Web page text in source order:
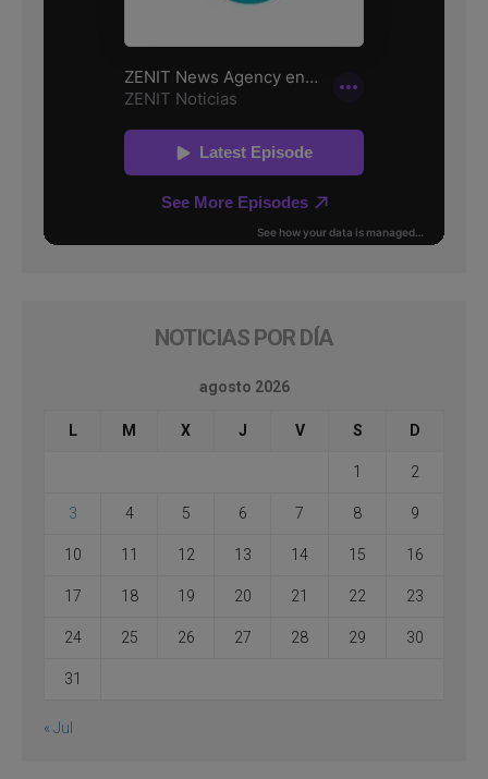
NOTICIAS POR DÍA
agosto 2026
L M X J V S D
1 2
3 4 5 6 7 8 9
10 11 12 13 14 15 16
17 18 19 20 21 22 23
24 25 26 27 28 29 30
31
« Jul